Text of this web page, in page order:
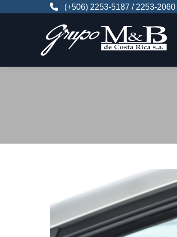
(+506) 2253-5187 / 2253-2060